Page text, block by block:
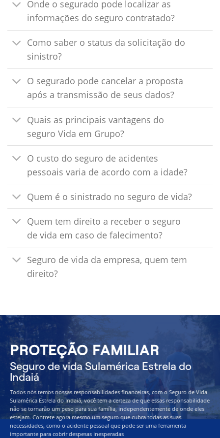
Onde o segurado pode localizar as
informações do seguro contratado?
Como saber o status da solicitação do
sinistro?
O segurado pode cancelar a proposta
após a transmissão de seus dados?
Quais as principais vantagens do
seguro Vida em Grupo?
O custo do seguro de acidentes
pessoais varia de acordo com a idade?
Quem é o sinistrado no seguro de vida?
Quem tem direito a receber o seguro
de vida em caso de falecimento?
Seguro de vida da empresa, quem tem
direito?
PROTEÇÃO FAMILIAR
Seguro de vida Sulamérica Estrela do
Indaiá
Todos nós temos nossas responsabilidades financeiras, com o Seguro de Vida
Sulamérica Estrela do Indaiá, você tem a certeza de que essas responsabilidade
não se tornarão um peso para sua família, independentemente de onde eles
estejam. Contrete agora mesmo um seguro que cubra todas as suas
necessidades, como o acidente pessoal que pode ser uma ferramenta
importante para cobrir despesas inesperadas